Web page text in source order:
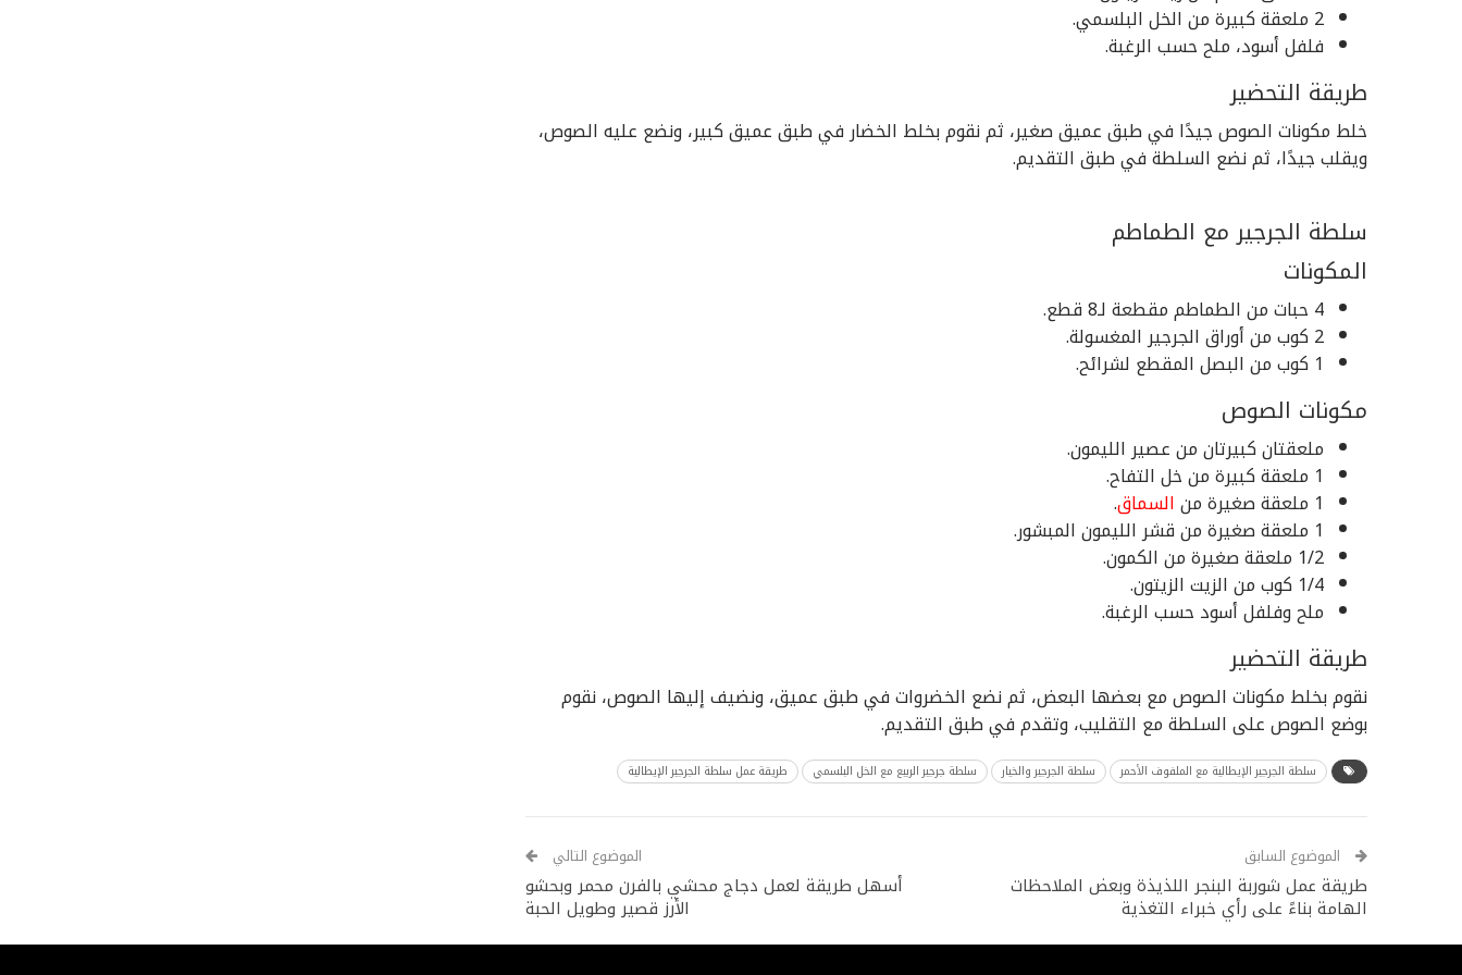
2 ملعقة كبيرة من الخل البلسمي.
فلفل أسود، ملح حسب الرغبة.
طريقة التحضير
خلط مكونات الصوص جيدًا في طبق عميق صغير، ثم نقوم بخلط الخضار في طبق عميق كبير، ونضع عليه الصوص،
ويقلب جيدًا، ثم نضع السلطة في طبق التقديم.
سلطة الجرجير مع الطماطم
المكونات
4 حبات من الطماطم مقطعة لـ8 قطع.
2 كوب من أوراق الجرجير المغسولة.
1 كوب من البصل المقطع لشرائح.
مكونات الصوص
ملعقتان كبيرتان من عصير الليمون.
1 ملعقة كبيرة من خل التفاح.
1 ملعقة صغيرة من
السماق.
1 ملعقة صغيرة من قشر الليمون المبشور.
1/2 ملعقة صغيرة من الكمون.
1/4 كوب من الزيت الزيتون.
ملح وفلفل أسود حسب الرغبة.
طريقة التحضير
نقوم بخلط مكونات الصوص مع بعضها البعض، ثم نضع الخضروات في طبق عميق، ونضيف إليها الصوص، نقوم
بوضع الصوص على السلطة مع التقليب، وتقدم في طبق التقديم.
سلطة الجرجير الإيطالية مع الملفوف الأحمر سلطة الجرجير والخيار سلطة جرجير الربيع مع الخل البلسمي طريقة عمل سلطة الجرجير الإيطالية
الموضوع السابق
طريقة عمل شوربة البنجر اللذيذة وبعض الملاحظات
الهامة بناءً على رأي خبراء التغذية
الموضوع التالي
أسهل طريقة لعمل دجاج محشي بالفرن محمر وبحشو
الأرز قصير وطويل الحبة